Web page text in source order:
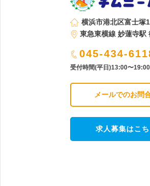
横浜市港北区富士塚
東急東横線 妙蓮寺駅
045-434-
受付時間(平日)13:00〜19:00
メールでのお問
求人募集はこち